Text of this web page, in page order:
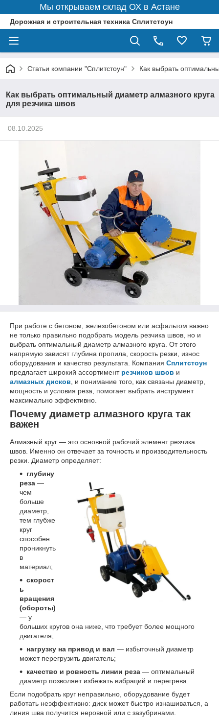
Мы открываем склад ОХ в Астане
Дорожная и строительная техника Сплитстоун
Статьи компании "Сплитстоун" Как выбрать
Как выбрать оптимальный диаметр алмазного круга
для резчика швов
08.10.2025
При работе с бетоном, железобетоном или асфальтом важно
не только правильно подобрать модель резчика швов, но и
выбрать оптимальный диаметр алмазного круга. От этого
напрямую зависят глубина пропила, скорость резки, износ
оборудования и качество результата. Компания Сплитстоун
предлагает широкий ассортимент резчиков швов и
алмазных дисков , и понимание того, как связаны диаметр,
мощность и условия реза, помогает выбрать инструмент
максимально эффективно.
Почему диаметр алмазного круга так
важен
Алмазный круг — это основной рабочий элемент резчика
швов. Именно он отвечает за точность и производительность
резки. Диаметр определяет:
глубину
реза —
чем
больше
диаметр,
тем глубже
круг
способен
проникнуть
в
материал;
скорост
ь
вращения
(обороты)
— у
больших кругов она ниже, что требует более мощного
двигателя;
нагрузку на привод и вал — избыточный диаметр
может перегрузить двигатель;
качество и ровность линии реза — оптимальный
диаметр позволяет избежать вибраций и перегрева.
Если подобрать круг неправильно, оборудование будет
работать неэффективно: диск может быстро изнашиваться, а
линия шва получится неровной или с зазубринами.